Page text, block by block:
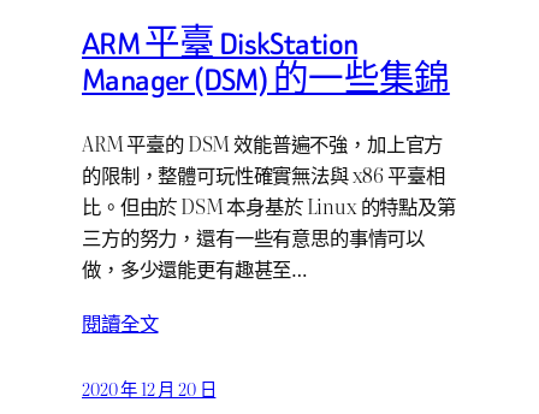
ARM 平臺 DiskStation
Manager (DSM) 的一些集錦
ARM 平臺的 DSM 效能普遍不強，加上官方
的限制，整體可玩性確實無法與 x86 平臺相
比。但由於 DSM 本身基於 Linux 的特點及第
三方的努力，還有一些有意思的事情可以
做，多少還能更有趣甚至…
閱讀全文
2020 年 12 月 20 日